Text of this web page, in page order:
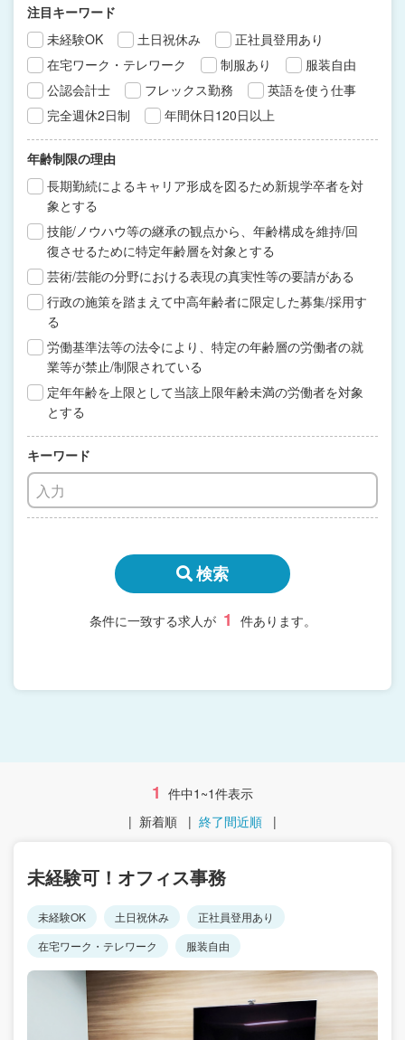
注目キーワード
未経験OK
土日祝休み
正社員登用あり
在宅ワーク・テレワーク
制服あり
服装自由
公認会計士
フレックス勤務
英語を使う仕事
完全週休2日制
年間休日120日以上
年齢制限の理由
長期勤続によるキャリア形成を図るため新規学卒者を対
象とする
技能/ノウハウ等の継承の観点から、年齢構成を維持/回
復させるために特定年齢層を対象とする
芸術/芸能の分野における表現の真実性等の要請がある
行政の施策を踏まえて中高年齢者に限定した募集/採用す
る
労働基準法等の法令により、特定の年齢層の労働者の就
業等が禁止/制限されている
定年年齢を上限として当該上限年齢未満の労働者を対象
とする
キーワード
検索
条件に一致する求人が 1 件あります。
1 件中1~1件表示
| 新着順 | 終了間近順 |
未経験可！オフィス事務
未経験OK 土日祝休み
正社員登用あり
在宅ワーク・テレワーク
服装自由